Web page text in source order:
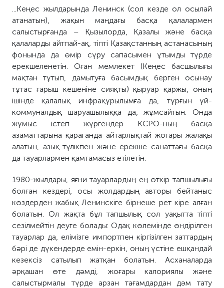
...Кеңес жылдарында Ленинск (сол кезде ол осылай
атанатын), жақын маңдағы басқа қалалармен
салыстырғанда – Қызылорда, Қазалы және басқа
қалаларды айтпай-ақ, тіпті Қазақстанның астанасының
фонында да өмір сүру сапасымен ұтымды түрде
ерекшеленетін. Оған мемлекет (Кеңес басшылығы
мақтан тұтып, дамытуға басымдық берген осынау
тұтас ғарыш кешеніне сияқты) қыруар қаржы, оның
ішінде қалалық инфрақұрылымға да, тұрғын үй-
коммуналдық шаруашылыққа да, жұмсайтын. Онда
жұмыс істеп жүргендер КСРО-ның басқа
азаматтарына қарағанда айтарлықтай жоғары жалақы
алатын, азық-түлікпен және ерекше санаттағы басқа
да тауарлармен қамтамасыз етілетін.
1980-жылдары, яғни тауарлардың ең өткір тапшылығы
болған кездері,осы жолдардың авторы бейтаныс
көздерден жабықЛенинскіге бірнеше рет кіре алған
болатын. Ол жақта бұл тапшылықсол уақытта тіпті
сезілмейтін деуге болады: Одақ көлемінде өндірілген
тауарлар да, елімізге импортпен кіргізілген заттардың
бәріде дүкендерде емін-еркін, оның үстіне ешқандай
кезексіз сатылып жатқан болатын. Асханаларда
әрқашан өте дәмді, жоғары калориялы және
салыстырмалы түрде арзан тағамдардан дәм тату